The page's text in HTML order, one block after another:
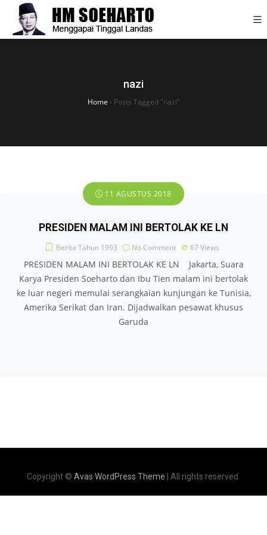
nazi
Home › Posts Tagged "nazi"
11 AGUSTUS 2018
PRESIDEN MALAM INI BERTOLAK KE LN
Berita Tahun 1993 No Comment 67 Views
PRESIDEN MALAM INI BERTOLAK KE LN Jakarta, Suara
Karya Presiden Soeharto dan Ibu Tien malam ini bertolak
ke luar negeri memulai serangkaian kunjungan ke Tunisia,
Amerika Serikat dan Iran. Dijadwalkan pesawat khusus
Garuda
Copyright © Avas WordPress Theme | All rights reserved.